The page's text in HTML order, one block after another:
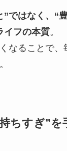
”ではなく、“
イフの本質。
なることで、
ちすぎ”を